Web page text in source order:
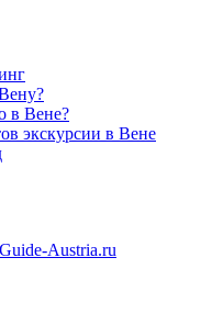
в Вене?
экскурсии в Вене
Austria.ru